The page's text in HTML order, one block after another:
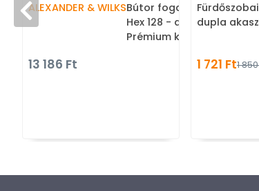
ALEXANDER & WILKSBútor fogantyú - Vesper
Hex 128 - antik réz - Réz -
Prémium két furatos
13 186 Ft
dupla
1 721 Ft1